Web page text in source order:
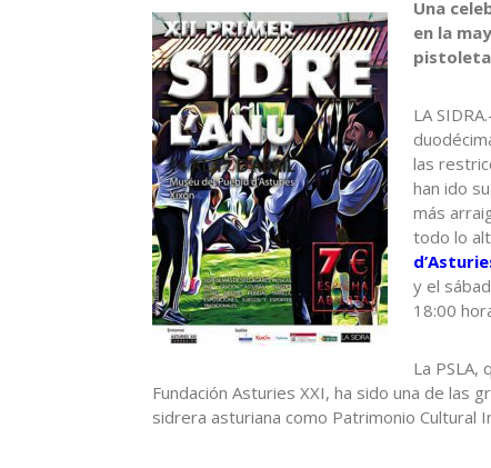
Una
en la
LA
las
han ido
más
todo lo
y el
18:00
La PSLA,
Fundación Asturies XXI, ha sido una de las
sidrera asturiana como Patrimonio Cultural